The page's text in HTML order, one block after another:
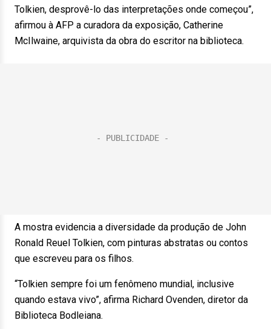
Tolkien, desprovê-lo das interpretações onde começou”,
afirmou à AFP a curadora da exposição, Catherine
McIlwaine, arquivista da obra do escritor na biblioteca.
A mostra evidencia a diversidade da produção de John
Ronald Reuel Tolkien, com pinturas abstratas ou contos
que escreveu para os filhos.
“Tolkien sempre foi um fenômeno mundial, inclusive
quando estava vivo”, afirma Richard Ovenden, diretor da
Biblioteca Bodleiana.